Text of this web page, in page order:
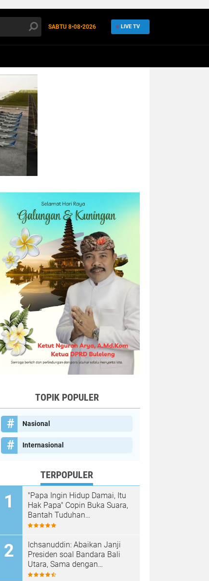
SABTU 8•08•2026 LIVE TV
TOPIK POPULER
Nasional
Internasional
TERPOPULER
"Papa Ingin Hidup Damai, Itu
Hak Papa" Copin Buka Suara,
Bantah Tuduhan
Pembongkaran Merajan di
Ichsanuddin: Abaikan Janji
Presiden soal Bandara Bali
Utara, Sama dengan
Membangkang Kebijakan